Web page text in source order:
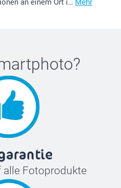
an einem Ort i… Mehr
?
Fotoprodukte